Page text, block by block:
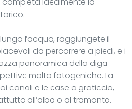
l’acqua, raggiungete il
da percorrere a piedi, e i
panoramica della diga
molto fotogeniche. La
canali e le case a graticcio,
all’alba o al tramonto.